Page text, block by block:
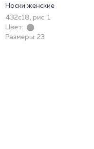
Носки женские
432с18, рис. 1
Цвет:
Размеры: 23